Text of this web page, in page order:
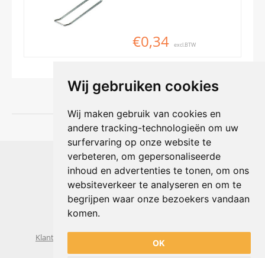
Wij gebruiken cookies
Wij maken gebruik van cookies en
andere tracking-technologieën om uw
surfervaring op onze website te
verbeteren, om gepersonaliseerde
inhoud en advertenties te tonen, om ons
websiteverkeer te analyseren en om te
begrijpen waar onze bezoekers vandaan
komen.
OK
€0,34 excl.BTW
Shophouse online
Max Planckstraat 4
6716 BE Ede, Nederland
Telefoon:+31(0)318 618 121
E-mail: info@shophouse.nl
Geopend: ma t/m vr 09:00-17:00 uur
Klantenservice
Algemene voorwaarden